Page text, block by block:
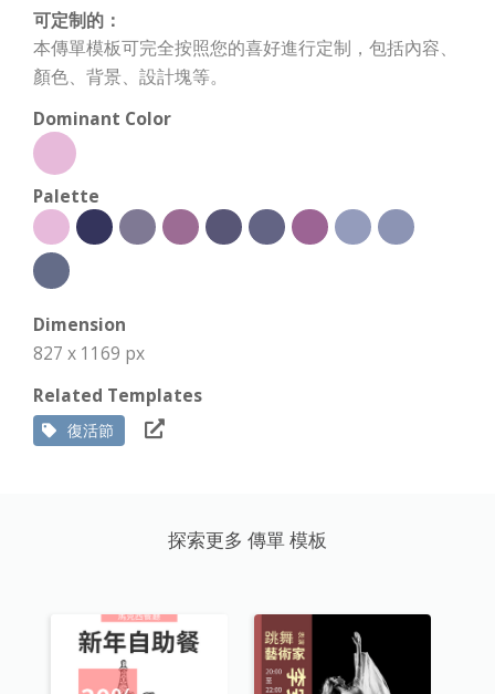
可定制的：
本傳單模板可完全按照您的喜好進行定制，包括內容、
顏色、背景、設計塊等。
Dominant Color
Palette
Dimension
827 x 1169 px
Related Templates
復活節
探索更多 傳單 模板